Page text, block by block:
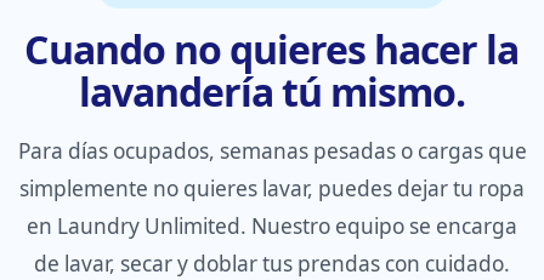
Cuando no quieres hacer la
lavandería tú mismo.
Para días ocupados, semanas pesadas o cargas que
simplemente no quieres lavar, puedes dejar tu ropa
en Laundry Unlimited. Nuestro equipo se encarga
de lavar, secar y doblar tus prendas con cuidado.